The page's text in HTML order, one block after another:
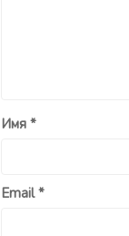
Имя *
Email*